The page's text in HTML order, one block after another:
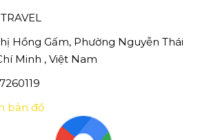
Hồng Gấm, Phường Nguyễn Thái
Minh , Việt Nam
bản đồ